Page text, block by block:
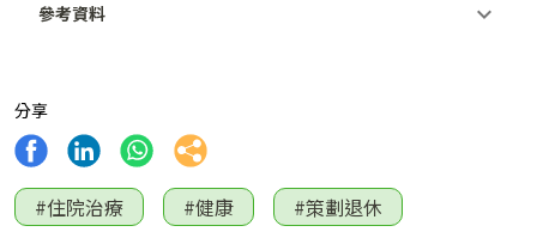
參考資料
分享
#住院治療 #健康 #策劃退休